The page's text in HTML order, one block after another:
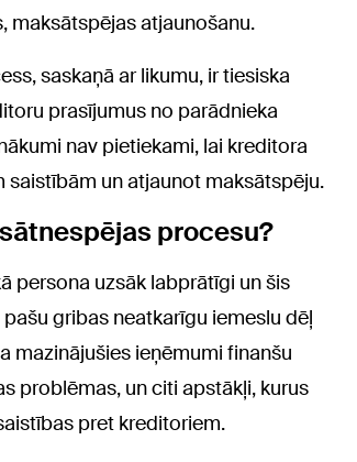
maksātspējas atjaunošanu.
saskaņā ar likumu, ir tiesiska
prasījumus no parādnieka
nav pietiekami, lai kreditora
un atjaunot maksātspēju.
procesu?
persona uzsāk labprātīgi un šis
gribas neatkarīgu iemeslu dēļ
mazinājušies ieņēmumi finanšu
problēmas, un citi apstākļi, kurus
pret kreditoriem.